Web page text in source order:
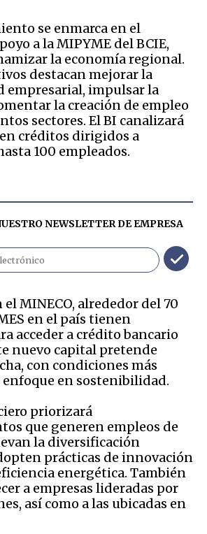
se enmarca en el
a la MIPYME del BCIE,
la economía regional.
destacan mejorar la
empresarial, impulsar la
la creación de empleo
sectores. El BI canalizará
créditos dirigidos a
100 empleados.
NEWSLETTER DEEMPRESA
el MINECO, alrededor del 70
en el país tienen
acceder a crédito bancario
nuevo capital pretende
con condiciones más
enfoque en sostenibilidad.
priorizará
que generen empleos de
la diversificación
prácticas de innovación
energética. También
a empresas lideradas por
así como a las ubicadas en